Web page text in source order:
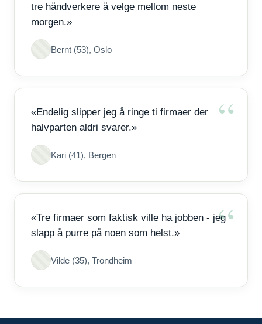
tre håndverkere å velge mellom neste
morgen.»
Bernt (53), Oslo
«Endelig slipper jeg å ringe ti firmaer der
halvparten aldri svarer.»
Kari (41), Bergen
«Tre firmaer som faktisk ville ha jobben - jeg
slapp å purre på noen som helst.»
Vilde (35), Trondheim